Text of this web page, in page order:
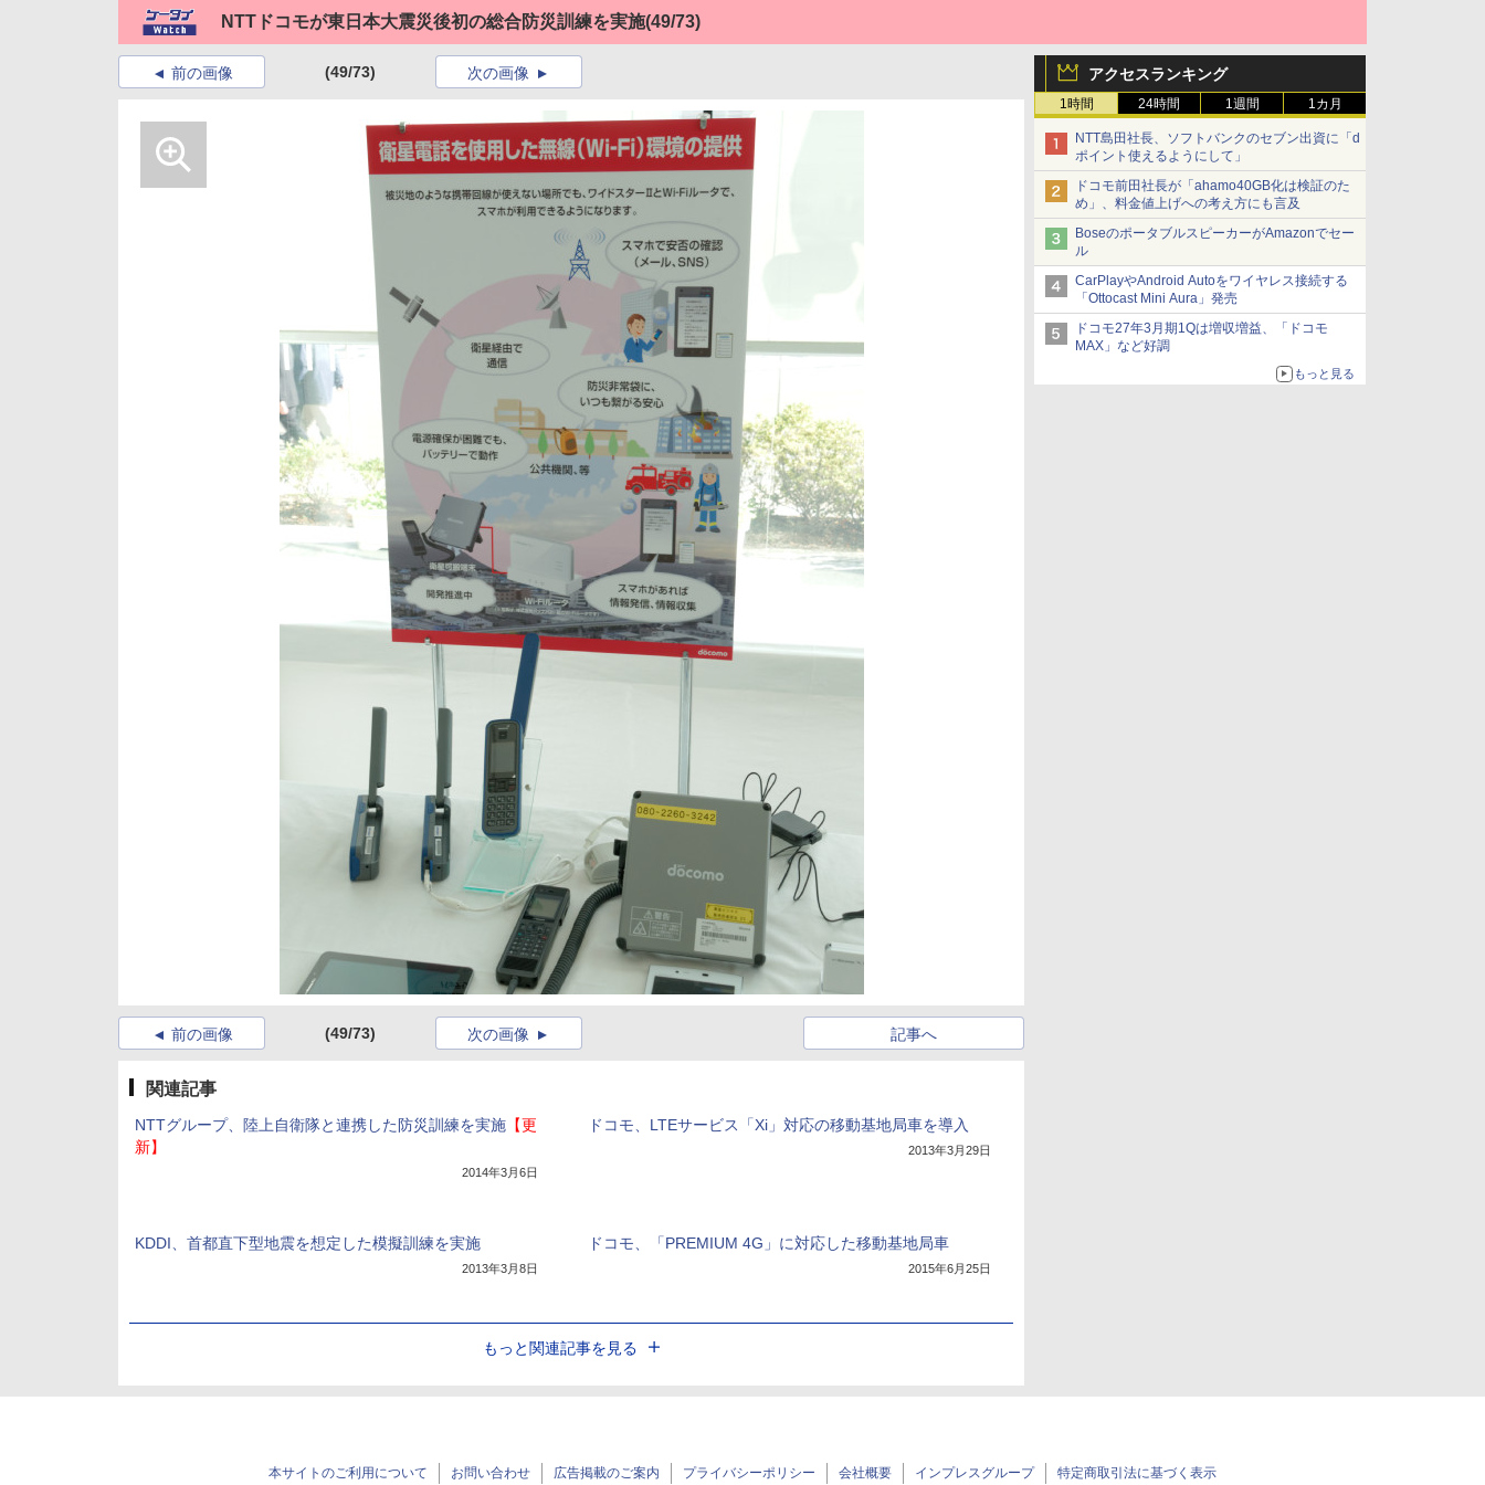
NTTドコモが東日本大震災後初の総合防災訓練を実施(49/73)
アクセスランキング
1時間 24時間 1週間 1カ月
NTT島田社長、ソフトバンクのセブン出資に「d
ポイント使えるようにして」
ドコモ前田社長が「ahamo40GB化は検証のた
め」、料金値上げへの考え方にも言及
BoseのポータブルスピーカーがAmazonでセー
ル
CarPlayやAndroid Autoをワイヤレス接続する
「Ottocast Mini Aura」発売
ドコモ27年3月期1Qは増収増益、「ドコモ
MAX」など好調
もっと見る
前の画像 (49/73) 次の画像
前の画像 (49/73) 記事へ
次の画像
関連記事
NTTグループ、陸上自衛隊と連携した防災訓練を実施 【更
新】
2014年3月6日
ドコモ、LTEサービス「Xi」対応の移動基地局車を導入
2013年3月29日
KDDI、首都直下型地震を想定した模擬訓練を実施
2013年3月8日
ドコモ、「PREMIUM 4G」に対応した移動基地局車
2015年6月25日
もっと関連記事を見る
本サイトのご利用について お問い合わせ 広告掲載のご案内 プライバシーポリシー 会社概要 インプレスグループ 特定商取引法に基づく表示